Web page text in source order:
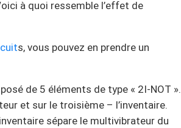
à quoi ressemble l’effet de
s, vous pouvez en prendre un
de 5 éléments de type « 2I-NOT ».
et sur le troisième – l’inventaire.
sépare le multivibrateur du